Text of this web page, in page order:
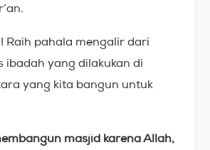
Raih pahala mengalir dari
ibadah yang dilakukan di
yang kita bangun untuk
masjid karena Allah,